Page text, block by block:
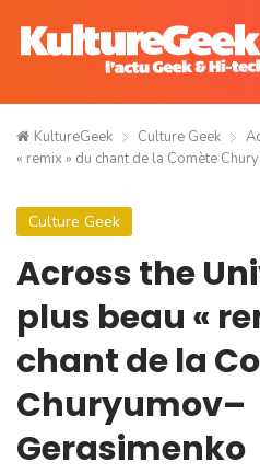
KultureGeek Culture Geek
« remix » du chant de la Comète
Culture Geek
Across the
plus beau «
chant de la
Churyumov–
Gerasimenko